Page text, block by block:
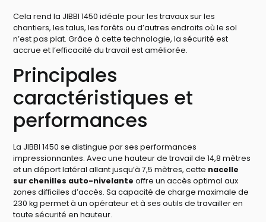
Cela rend la JIBBI 1450 idéale pour les travaux sur les
chantiers, les talus, les forêts ou d’autres endroits où le sol
n’est pas plat. Grâce à cette technologie, la sécurité est
accrue et l’efficacité du travail est améliorée.
Principales
caractéristiques et
performances
La JIBBI 1450 se distingue par ses performances
impressionnantes. Avec une hauteur de travail de 14,8 mètres
et un déport latéral allant jusqu’à 7,5 mètres, cette nacelle
sur chenilles auto-nivelante offre un accès optimal aux
zones difficiles d’accès. Sa capacité de charge maximale de
230 kg permet à un opérateur et à ses outils de travailler en
toute sécurité en hauteur.